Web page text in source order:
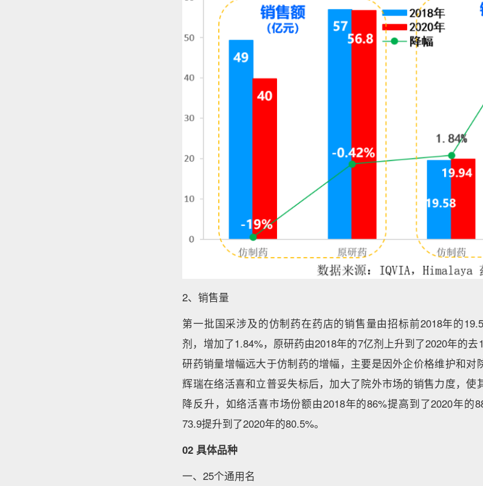
2、销售量
第一批国采涉及的仿制药在药店的销售量由招标前2018年的
剂，增加了1.84%，原研药由2018年的7亿剂上升到了2020年的
研药销量增幅远大于仿制药的增幅，主要是因外企价格维护和对
辉瑞在络活喜和立普妥失标后，加大了院外市场的销售力度，使
降反升，如络活喜市场份额由2018年的86%提高到了2020年的
73.9提升到了2020年的80.5%。
02 具体品种
一、25个通用名